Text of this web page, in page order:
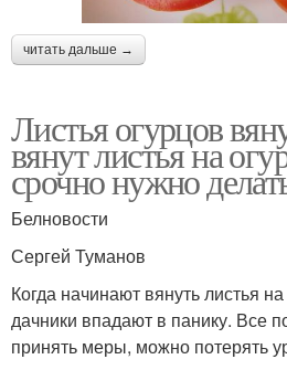
читать дальше →
Листья огурцов
вянут листья на
срочно нужно
Белновости
Сергей Туманов
Когда начинают вянуть листья
дачники впадают в панику. Все
принять меры, можно потерять